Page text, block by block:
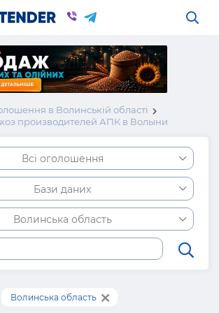
в Волинській області
производителей АПК в Волыни
Всі оголошення
Бази даних
Волинська область
Волинська область